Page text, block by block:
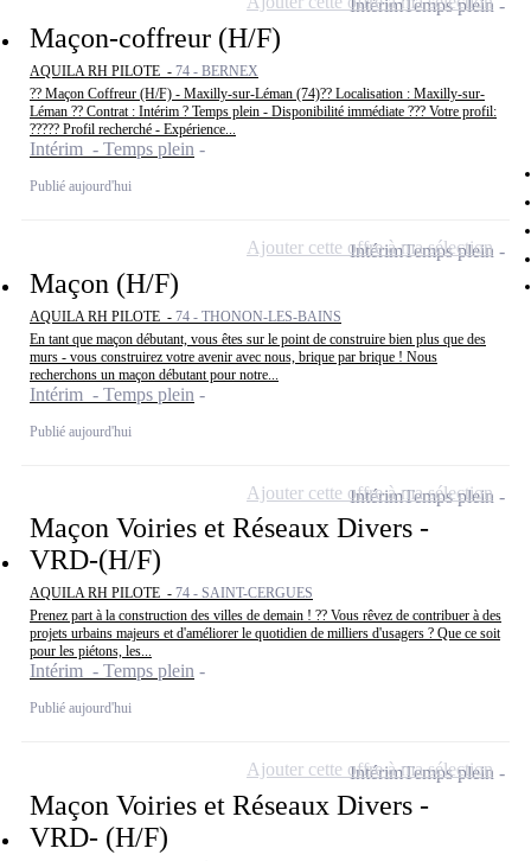
Maçon-coffreur (H/F)
AQUILA RH PILOTE - 74 - BERNEX
?? Maçon Coffreur (H/F) - Maxilly-sur-Léman (74)?? Localisation : Maxilly-sur-
Léman ?? Contrat : Intérim ? Temps plein - Disponibilité immédiate ??? Votre profil:
????? Profil recherché - Expérience...
Intérim - Temps plein
Publié aujourd'hui
IntérimTemps plein
Maçon (H/F)
AQUILA RH PILOTE - 74 - THONON-LES-BAINS
En tant que maçon débutant, vous êtes sur le point de construire bien plus que des
murs - vous construirez votre avenir avec nous, brique par brique ! Nous
recherchons un maçon débutant pour notre...
Intérim - Temps plein
Publié aujourd'hui
IntérimTemps plein
Ajouter cette offre à ma sélection
Maçon Voiries et Réseaux Divers -
VRD-(H/F)
AQUILA RH PILOTE - 74 - SAINT-CERGUES
Prenez part à la construction des villes de demain ! ?? Vous rêvez de contribuer à des
projets urbains majeurs et d'améliorer le quotidien de milliers d'usagers ? Que ce soit
pour les piétons, les...
Intérim - Temps plein
Publié aujourd'hui
IntérimTemps plein
Ajouter cette offre à ma sélection
Maçon Voiries et Réseaux Divers -
VRD- (H/F)
IntérimTemps plein
Ajouter cette offre à ma sélection